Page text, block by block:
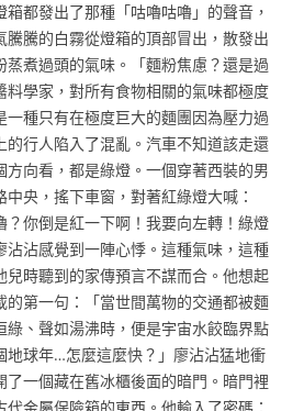
都發出了那種「咕嚕咕嚕」的聲音，
騰騰的白霧從燈箱的頂部冒出，散發出
煮過頭的氣味。「麵粉焦慮？還是過
料學家，對所有食物相關的氣味都極度
種只有在極度巨大的麵團因為壓力過
的行人陷入了混亂。汽車不知道該走還
向看，都是綠燈。一個穿著西裝的男
央，搖下車窗，對著紅綠燈大喊：
？你倒是紅一下啊！我要向左轉！綠燈
沾沾感覺到一陣心悸。這種氣味，這種
兒時聽到的家傳預言不謀而合。他想起
的第一句：「當世間萬物的交通都被麵
綠、聲如湯沸時，便是宇宙水餃臨界點
地球年…怎麼這麼快？」廖沾沾猛地衝
了一個藏在舊冰櫃後面的暗門。暗門裡